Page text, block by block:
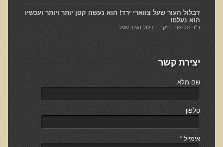
צ'יה והמפ
שומות ודבלולי עור והקשר להרעלה ומצבים רגשיים
דבלולי עור והקשר למצב ההורמונלי והנוירולוגי
הורמונים ביו זהים
ראיון בנושא הנדסה גנטית
הדגמות ודוגמאות לנגעי עור שונים
הקשר בין יובש בעור וחרדות לגידולי עור - שתי עדויות מקרה
כתמי לידה
המנגיומות סניליות - נקודות אדומות
דבלול העור שעל צווארי ירד! הוא נעשה קטן יותר ויותר ועכשיו
הוא נעלם!
ד"ר תל-אורן היקר, דבלול העור שעל...
יצירת קשר
שם מלא
טלפון
אימייל*